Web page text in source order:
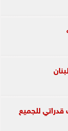
قدراتي للجميع